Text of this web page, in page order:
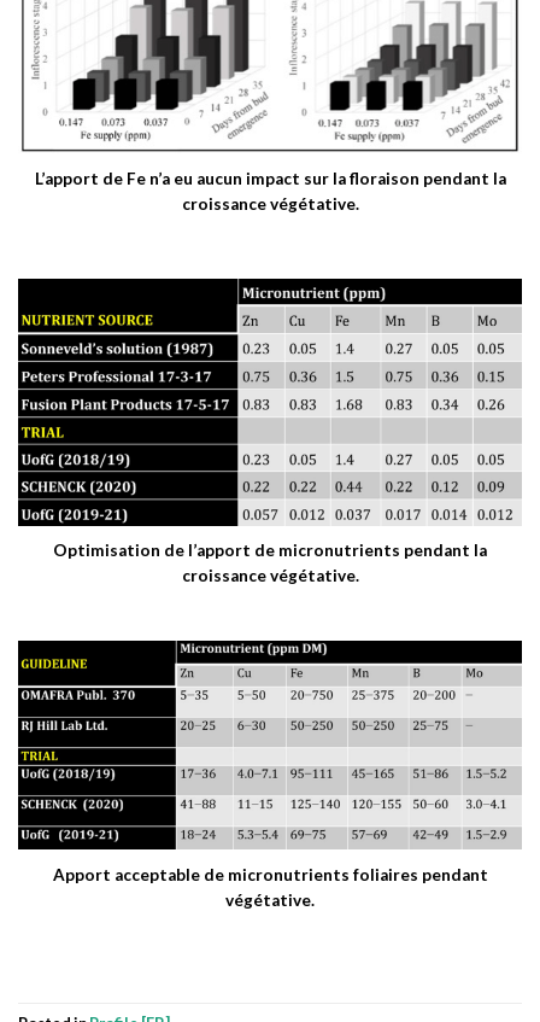
L’apport de Fe n’a eu aucun impact sur la floraison pendant la
croissance végétative.
Optimisation de l’apport de micronutrients pendant la
croissance végétative.
Apport acceptable de micronutrients foliaires pendant
végétative.